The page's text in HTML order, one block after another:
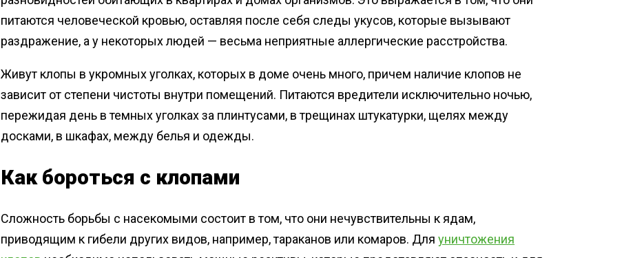
питаются человеческой кровью, оставляя после себя следы укусов, которые вызывают
раздражение, а у некоторых людей — весьма неприятные аллергические расстройства.
Живут клопы в укромных уголках, которых в доме очень много, причем наличие клопов не
зависит от степени чистоты внутри помещений. Питаются вредители исключительно ночью,
пережидая день в темных уголках за плинтусами, в трещинах штукатурки, щелях между
досками, в шкафах, между белья и одежды.
Как бороться с клопами
Сложность борьбы с насекомыми состоит в том, что они нечувствительны к ядам,
приводящим к гибели других видов, например, тараканов или комаров. Для уничтожения